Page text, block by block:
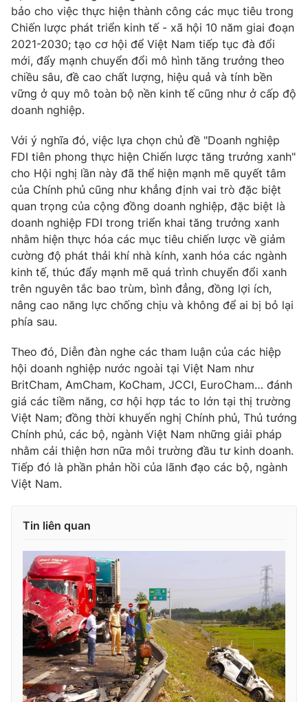
bảo cho việc thực hiện thành công các mục tiêu trong
Chiến lược phát triển kinh tế - xã hội 10 năm giai đoạn
2021-2030; tạo cơ hội để Việt Nam tiếp tục đà đổi
mới, đẩy mạnh chuyển đổi mô hình tăng trưởng theo
chiều sâu, đề cao chất lượng, hiệu quả và tính bền
vững ở quy mô toàn bộ nền kinh tế cũng như ở cấp độ
doanh nghiệp.
Với ý nghĩa đó, việc lựa chọn chủ đề "Doanh nghiệp
FDI tiên phong thực hiện Chiến lược tăng trưởng xanh"
cho Hội nghị lần này đã thể hiện mạnh mẽ quyết tâm
của Chính phủ cũng như khẳng định vai trò đặc biệt
quan trọng của cộng đồng doanh nghiệp, đặc biệt là
doanh nghiệp FDI trong triển khai tăng trưởng xanh
nhằm hiện thực hóa các mục tiêu chiến lược về giảm
cường độ phát thải khí nhà kính, xanh hóa các ngành
kinh tế, thúc đẩy mạnh mẽ quá trình chuyển đổi xanh
trên nguyên tắc bao trùm, bình đẳng, đồng lợi ích,
nâng cao năng lực chống chịu và không để ai bị bỏ lại
phía sau.
Theo đó, Diễn đàn nghe các tham luận của các hiệp
hội doanh nghiệp nước ngoài tại Việt Nam như
BritCham, AmCham, KoCham, JCCI, EuroCham… đánh
giá các tiềm năng, cơ hội hợp tác to lớn tại thị trường
Việt Nam; đồng thời khuyến nghị Chính phủ, Thủ tướng
Chính phủ, các bộ, ngành Việt Nam những giải pháp
nhằm cải thiện hơn nữa môi trường đầu tư kinh doanh.
Tiếp đó là phần phản hồi của lãnh đạo các bộ, ngành
Việt Nam.
Tin liên quan